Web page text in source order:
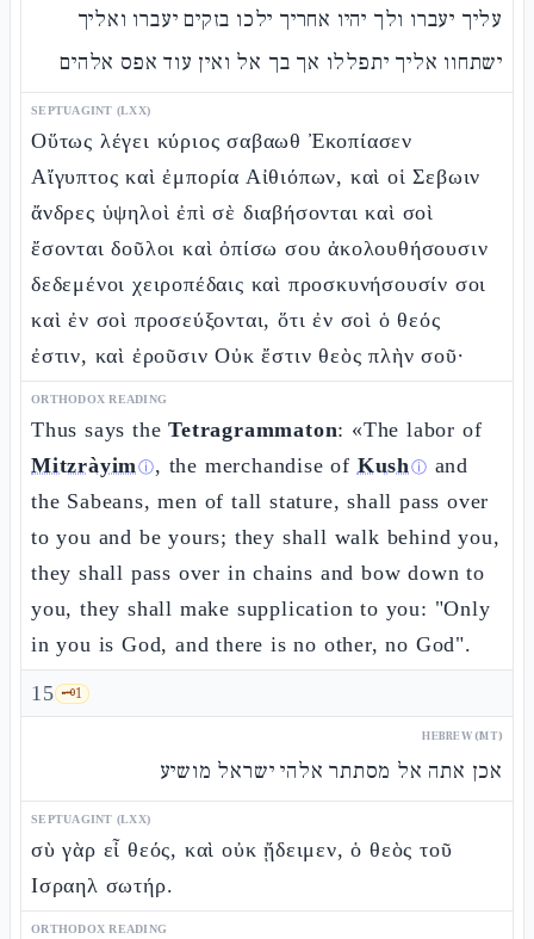
עליך יעברו ולך יהיו אחריך ילכו בזקים יעברו ואליך
ישתחוו אליך יתפללו אך בך אל ואין עוד אפס אלהים
SEPTUAGINT (LXX)
Οὕτως λέγει κύριος σαβαωθ Ἐκοπίασεν
Αἴγυπτος καὶ ἐμπορία Αἰθιόπων, καὶ οἱ Σεβωιν
ἄνδρες ὑψηλοὶ ἐπὶ σὲ διαβήσονται καὶ σοὶ
ἔσονται δοῦλοι καὶ ὀπίσω σου ἀκολουθήσουσιν
δεδεμένοι χειροπέδαις καὶ προσκυνήσουσίν σοι
καὶ ἐν σοὶ προσεύξονται, ὅτι ἐν σοὶ ὁ θεός
ἐστιν, καὶ ἐροῦσιν Οὐκ ἔστιν θεὸς πλὴν σοῦ·
ORTHODOX READING
Thus says theTetragrammaton: «The labor of
Mitzràyimⓘ, the merchandise of Kushⓘ and
the Sabeans, men of tall stature, shall pass over
to you and be yours; they shall walk behind you,
they shall pass over in chains and bow down to
you, they shall make supplication to you: "Only
in you is God, and there is no other, no God".
15 🗝️1
HEBREW (MT)
אכן אתה אל מסתתר אלהי ישראל מושיע
SEPTUAGINT (LXX)
σὺ γὰρ εἶ θεός, καὶ οὐκ ᾔδειμεν, ὁ θεὸς τοῦ
Ισραηλ σωτήρ.
ORTHODOX READING